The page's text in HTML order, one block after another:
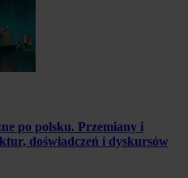
po polsku. Przemiany i
doświadczeń i dyskursów